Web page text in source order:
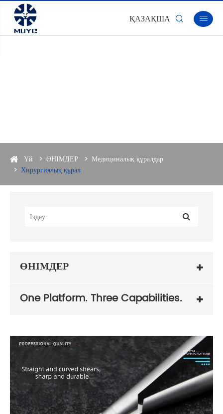
ҚАЗАҚША  
Үй ӨНІМДЕР
Медициналық құралдар
Хирургиялық құрал
ӨНІМДЕР
One Platform. Three Capabilities.